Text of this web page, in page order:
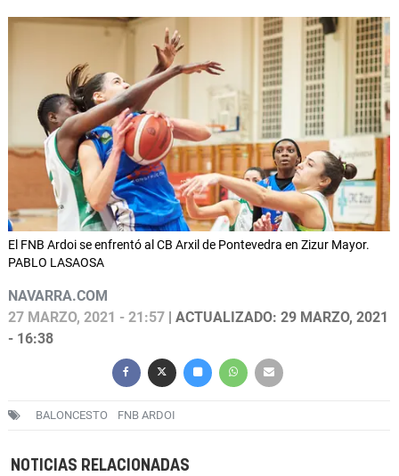
El FNB Ardoi se enfrentó al CB Arxil de Pontevedra en Zizur Mayor.
PABLO LASAOSA
NAVARRA.COM
27 MARZO, 2021 - 21:57 | ACTUALIZADO: 29 MARZO, 2021
- 16:38
BALONCESTO FNB ARDOI
NOTICIAS RELACIONADAS